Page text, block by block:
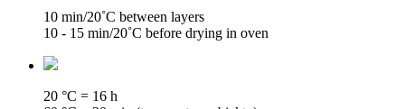
10 min/20˚C between layers
10 - 15 min/20˚C before drying in oven
20 °C = 16 h